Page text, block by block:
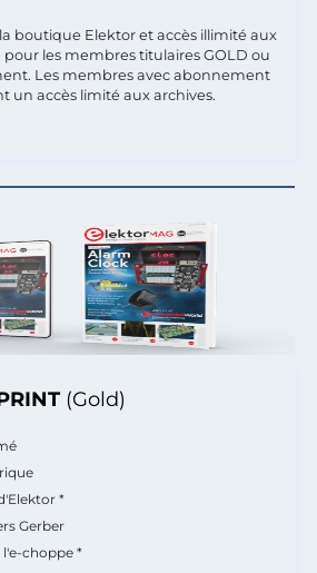
(Gold)
*
Gerber
l'e-choppe *
boutique Elektor et accès illimité aux
pour les membres titulaires GOLD ou
Les membres avec abonnement
un accès limité aux archives.